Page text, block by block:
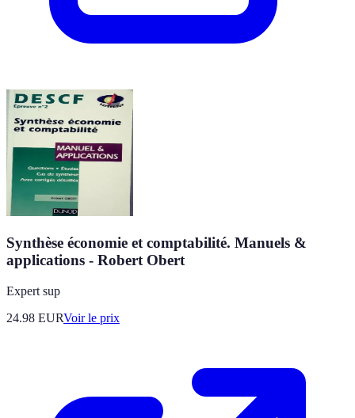
Synthèse économie et comptabilité. Manuels &
applications - Robert Obert
Expert sup
24.98 EURVoir le prix